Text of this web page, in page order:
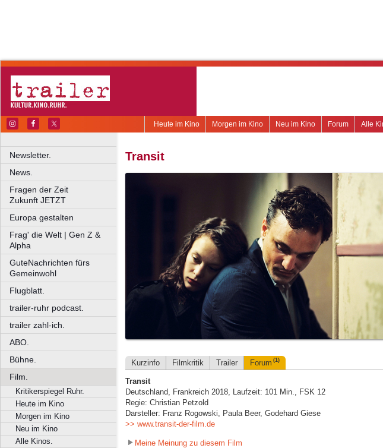
Alle
Forum
Neu im Kino
Morgen im Kino
Heute im Kino
Newsletter.
News.
Fragen der Zeit
Zukunft JETZT
Europa gestalten
Frag' die Welt | Gen Z &
Alpha
GuteNachrichten fürs
Gemeinwohl
Flugblatt.
trailer-ruhr podcast.
trailer zahl-ich.
ABO.
Bühne.
Film.
Kritikerspiegel Ruhr.
Heute im Kino
Morgen im Kino
Neu im Kino
Alle Kinos.
Transit
Kurzinfo Filmkritik Trailer Forum (1)
Transit
Deutschland, Frankreich 2018, Laufzeit: 101 Min., FSK 12
Regie: Christian Petzold
Darsteller: Franz Rogowski, Paula Beer, Godehard Giese
>> www.transit-der-film.de
Meine Meinung zu diesem Film